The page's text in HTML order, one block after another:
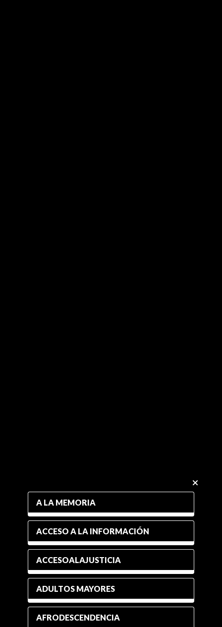
A LA MEMORIA
ACCESO A LA INFORMACIÓN
ACCESOALAJUSTICIA
ADULTOS MAYORES
AFRODESCENDENCIA